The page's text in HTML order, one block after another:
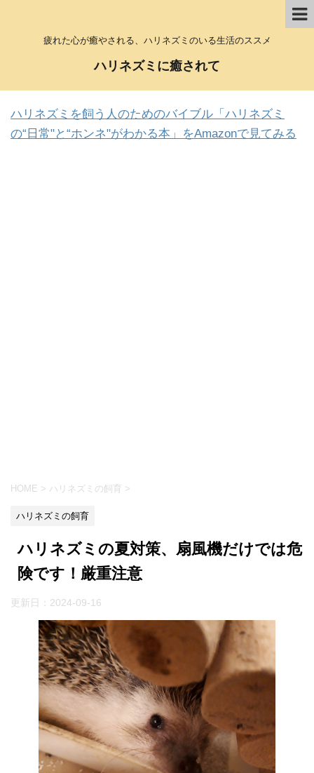
疲れた心が癒やされる、ハリネズミのいる生活のススメ
ハリネズミに癒されて
ハリネズミを飼う人のためのバイブル「ハリネズミ
の“日常"と“ホンネ"がわかる本」をAmazonで見てみる
HOME > ハリネズミの飼育 >
ハリネズミの飼育
ハリネズミの夏対策、扇風機だけでは危
険です！厳重注意
更新日： 2024-09-16